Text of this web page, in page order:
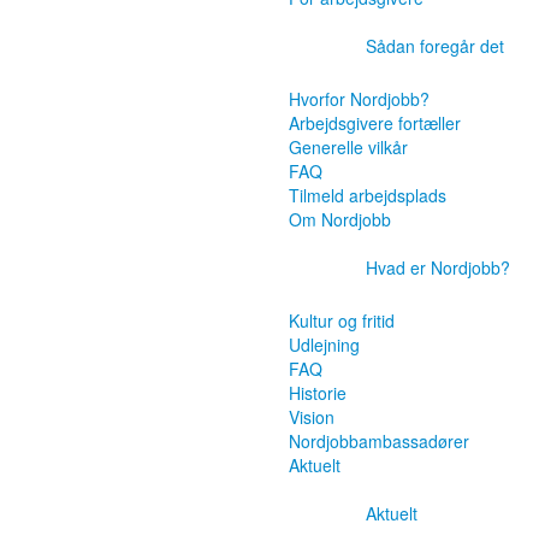
Sådan foregår det
Hvorfor Nordjobb?
Arbejdsgivere fortæller
Generelle vilkår
FAQ
Tilmeld arbejdsplads
Om Nordjobb
Hvad er Nordjobb?
Kultur og fritid
Udlejning
FAQ
Historie
Vision
Nordjobbambassadører
Aktuelt
Aktuelt